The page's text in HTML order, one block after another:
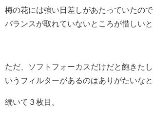
梅の花には強い日差しがあたっていたの
バランスが取れていないところが惜しいと
ただ、ソフトフォーカスだけだと飽きた
いうフィルターがあるのはありがたいなと
続いて３枚目。